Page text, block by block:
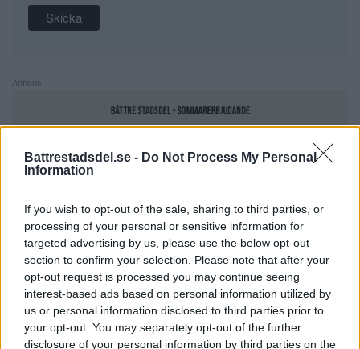
Battrestadsdel.se - Do Not Process My Personal
Information
If you wish to opt-out of the sale, sharing to third parties, or
processing of your personal or sensitive information for
targeted advertising by us, please use the below opt-out
section to confirm your selection. Please note that after your
opt-out request is processed you may continue seeing
interest-based ads based on personal information utilized by
us or personal information disclosed to third parties prior to
your opt-out. You may separately opt-out of the further
disclosure of your personal information by third parties on the
Annons:
NYHETER